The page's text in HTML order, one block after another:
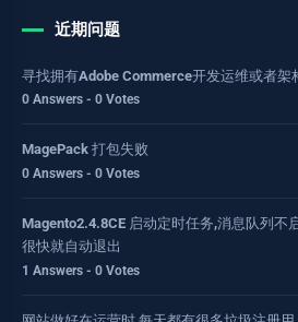
近期问题
寻找拥有Adobe Commerce开发运维或者架
0 Answers - 0 Votes
MagePack 打包失败
0 Answers - 0 Votes
Magento2.4.8CE 启动定时任务,消息队列不
很快就自动退出
1 Answers - 0 Votes